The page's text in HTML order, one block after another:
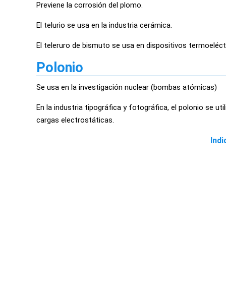
Previene la corrosión del plomo.
El telurio se usa en la industria cerámica.
El teleruro de bismuto se usa en dispositivos
Polonio
Se usa en la investigación nuclear (bombas atómicas)
En la industria tipográfica y fotográfica, el polonio se
cargas electrostáticas.